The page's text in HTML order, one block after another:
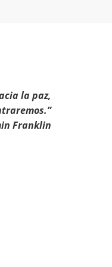
la paz,
Franklin